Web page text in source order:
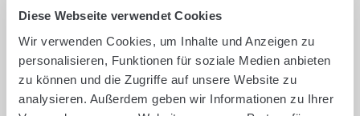
Diese Webseite verwendet Cookies
Wir verwenden Cookies, um Inhalte und Anzeigen zu
personalisieren, Funktionen für soziale Medien anbieten
zu können und die Zugriffe auf unsere Website zu
analysieren. Außerdem geben wir Informationen zu Ihrer
Ertrag und Qualität
Sehr hohe GTM- und Energieerträge
Sehr gute Restpflanzenverdaulichkeit
Geringe Stärkegehalte, ideal für